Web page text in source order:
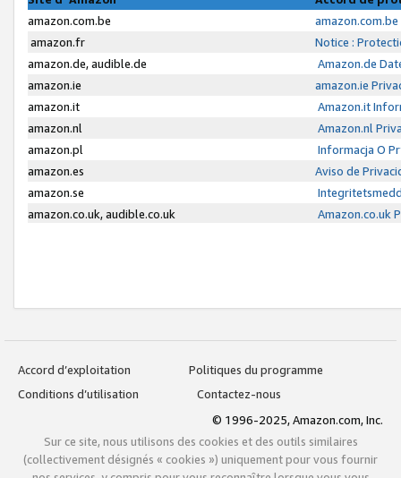
amazon.com.be
amazon.fr
Notice :
amazon.de, audible.de
Amazon.de
amazon.ie
amazon.ie
amazon.it
Amazon.it
amazon.nl
Amazon.nl
amazon.pl
Informacja O
amazon.es
Aviso de
amazon.se
amazon.co.uk, audible.co.uk
Amazon.co.uk
Accord d’exploitation
Politiques du programme
Conditions d’utilisation
Contactez-nous
© 1996-2025, Amazon.com, Inc.
Sur ce site, nous utilisons des cookies et des outils similaires
(collectivement désignés « cookies ») uniquement pour vous fournir